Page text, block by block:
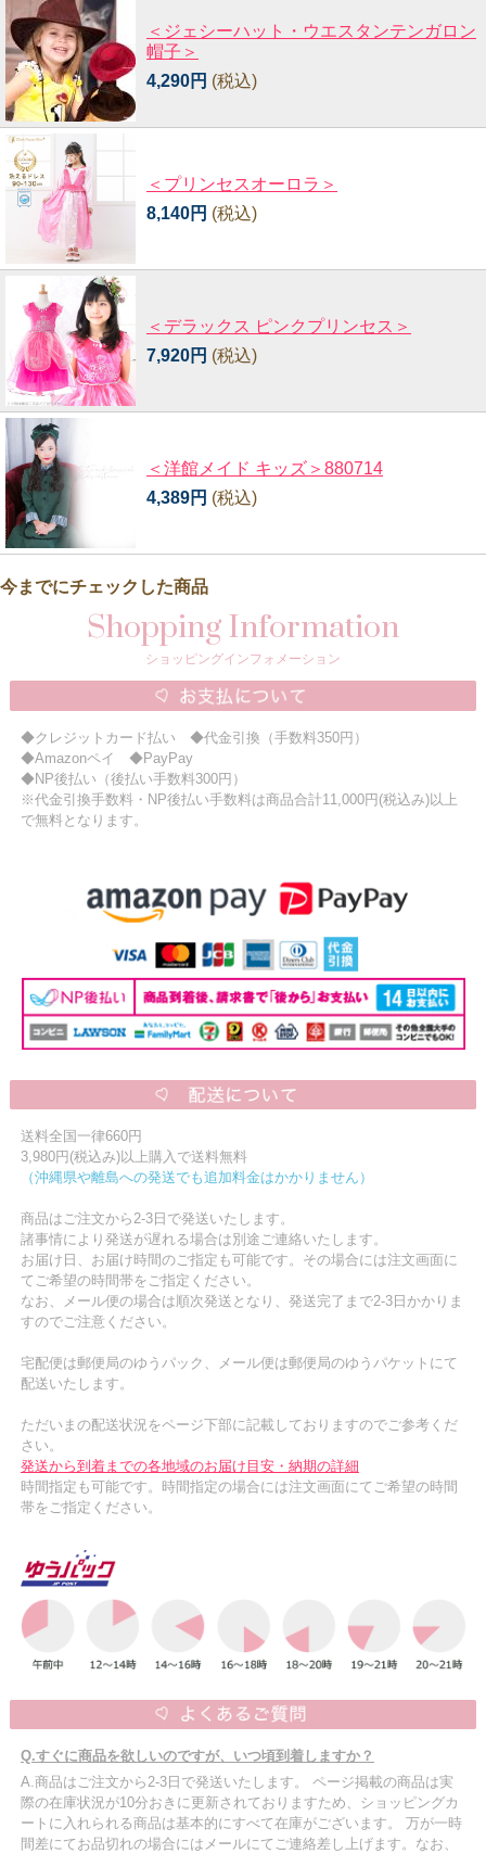
＜ジェシーハット・ウエスタンテンガロン
帽子＞
4,290円 (税込)
＜プリンセスオーロラ＞
8,140円 (税込)
＜デラックス ピンクプリンセス＞
7,920円 (税込)
＜洋館メイド キッズ＞880714
4,389円 (税込)
今までにチェックした商品
Shopping Information
ショッピングインフォメーション
◆クレジットカード払い ◆代金引換（手数料350円）
◆Amazonペイ ◆PayPay
◆NP後払い（後払い手数料300円）
※代金引換手数料・NP後払い手数料は商品合計11,000円(税込み)以上
で無料となります。
送料全国一律660円
3,980円(税込み)以上購入で送料無料
（沖縄県や離島への発送でも追加料金はかかりません）
商品はご注文から2-3日で発送いたします。
諸事情により発送が遅れる場合は別途ご連絡いたします。
お届け日、お届け時間のご指定も可能です。その場合には注文画面に
てご希望の時間帯をご指定ください。
なお、メール便の場合は順次発送となり、発送完了まで2-3日かかりま
すのでご注意ください。
宅配便は郵便局のゆうパック、メール便は郵便局のゆうパケットにて
配送いたします。
ただいまの配送状況をページ下部に記載しておりますのでご参考くだ
さい。
発送から到着までの各地域のお届け目安・納期の詳細
時間指定も可能です。時間指定の場合には注文画面にてご希望の時間
帯をご指定ください。
Q.すぐに商品を欲しいのですが、いつ頃到着しますか？
A.商品はご注文から2-3日で発送いたします。 ページ掲載の商品は実
際の在庫状況が10分おきに更新されておりますため、ショッピングカ
ートに入れられる商品は基本的にすべて在庫がございます。 万が一時
間差にてお品切れの場合にはメールにてご連絡差し上げます。なお、